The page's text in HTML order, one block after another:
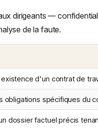
dirigeants —
de la faute.
d'un contrat de
obligations spécifiques du
dossier factuel précis